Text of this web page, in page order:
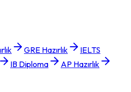
GRE Hazırlık
IELTS
IB Diploma AP Hazırlık